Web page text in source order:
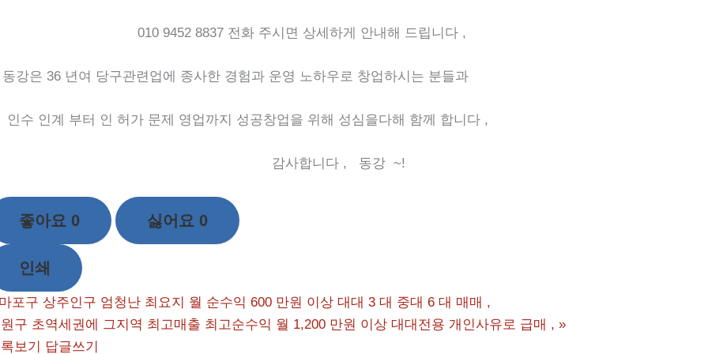
9452 8837 전화 주시면 상세하게 안내해 드립니다 ,
강은 36 년여 당구관련업에 종사한 경험과 운영 노하우로 창업하시는 분들과
수 인계 부터 인 허가 문제 영업까지 성공창업을 위해 성심을다해 함께 합니다 ,
사합니다 , 동강 ~!
좋아요 0 싫어요 0
인쇄
마포구 상주인구 엄청난 최요지 월 순수익 600 만원 이상 대대 3 대 중대 6 대 매매 ,
원구 초역세권에 그지역 최고매출 최고순수익 월 1,200 만원 이상 대대전용 개인사유로 급매 , »
보기 답글쓰기